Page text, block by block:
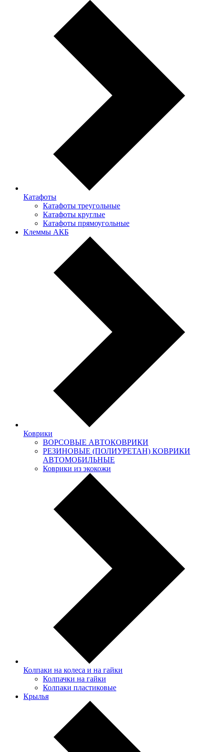
Катафоты
Катафоты треугольные
Катафоты круглые
Катафоты прямоугольные
Клеммы АКБ
Коврики
ВОРСОВЫЕ АВТОКОВРИКИ
РЕЗИНОВЫЕ (ПОЛИУРЕТАН) КОВРИКИ
АВТОМОБИЛЬНЫЕ
Коврики из экокожи
Колпаки на колеса и на гайки
Колпачки на гайки
Колпаки пластиковые
Крылья